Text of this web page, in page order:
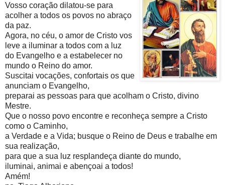
Vosso coração dilatou-se para
acolher a todos os povos no abraço
da paz.
Agora, no céu, o amor de Cristo vos
leve a iluminar a todos com a luz
do Evangelho e a estabelecer no
mundo o Reino do amor.
Suscitai vocações, confortais os que
anunciam o Evangelho,
preparai as pessoas para que acolham o Cristo, divino
Mestre.
Que o nosso povo encontre e reconheça sempre a Cristo
como o Caminho,
a Verdade e a Vida; busque o Reino de Deus e trabalhe em
sua realização,
para que a sua luz resplandeça diante do mundo,
iluminai, animai e abençoai a todos!
Amém!